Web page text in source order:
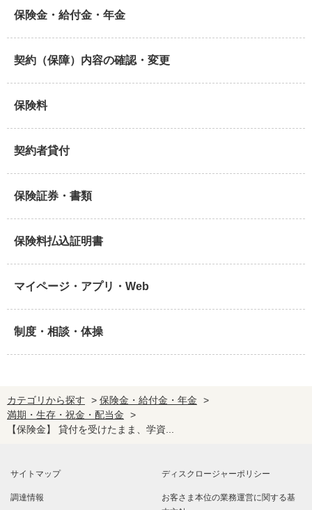
保険金・給付金・年金
契約（保障）内容の確認・変更
保険料
契約者貸付
保険証券・書類
保険料払込証明書
マイページ・アプリ・Web
制度・相談・体操
カテゴリから探す > 保険金・給付金・年金
>
満期・生存・祝金・配当金
>
【保険金】 貸付を受けたまま、学資...
サイトマップ ディスクロージャーポリシー
調達情報 お客さま本位の業務運営に関する基